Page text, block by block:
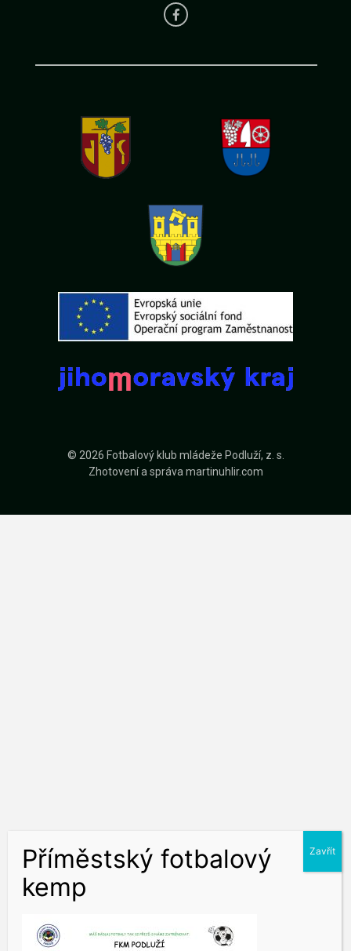
© 2026 Fotbalový klub mládeže Podluží, z. s.
Zhotovení a správamartinuhlir.com